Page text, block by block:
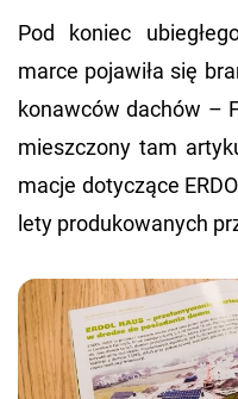
Pod ko­niec
marce po­ja­wi­ła się
ko­naw­ców da­chów –
miesz­czo­ny tam
ma­cje do­ty­czą­ce
le­ty pro­du­ko­wa­nych